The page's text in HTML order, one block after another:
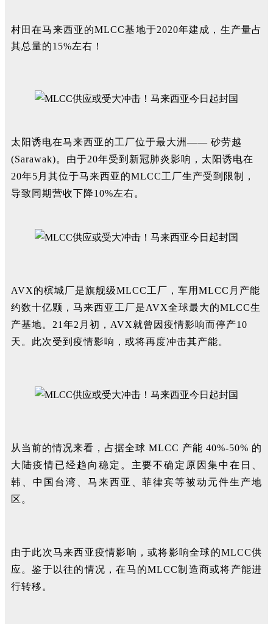
村田在马来西亚的MLCC基地于2020年建成，生产量占
其总量的15%左右！
太阳诱电在马来西亚的工厂位于最大洲—— 砂劳越
(Sarawak)。由于20年受到新冠肺炎影响，太阳诱电在
20年5月 其位于马来西亚的MLCC工厂生产受到限制
，
导致同期营收下降10%左右。
AVX的槟城厂是旗舰级MLCC工厂，车用MLCC月产能
约数十亿颗，马来西亚工厂是AVX全球最大的MLCC生
产基地。21年2月初，AVX就曾因疫情影响而停产10
天。此次受到疫情影响，或将再度冲击其产能。
从当前的情况来看，占据全球 MLCC 产能 40%-50% 的
大陆疫情已经趋向稳定。主要不确定原因集中在日、
韩、中国台湾、马来西亚、菲律宾等被动元件生产地
区。
由于此次马来西亚疫情影响，或将影响全球的MLCC供
应。鉴于以往的情况，在马的MLCC制造商或将产能进
行转移。